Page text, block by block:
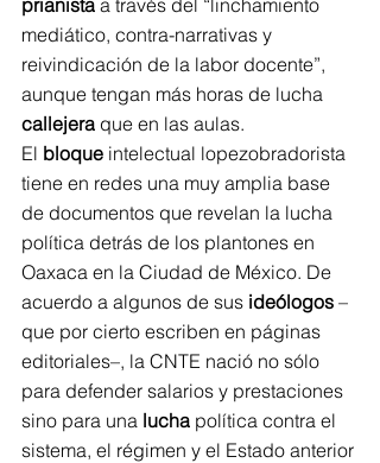
prianista a través del “linchamiento
mediático, contra-narrativas y
reivindicación de la labor docente”,
aunque tengan más horas de lucha
callejera que en las aulas.
El bloque intelectual lopezobradorista
tiene en redes una muy amplia base
de documentos que revelan la lucha
política detrás de los plantones en
Oaxaca en la Ciudad de México. De
acuerdo a algunos de sus ideólogos –
que por cierto escriben en páginas
editoriales–, la CNTE nació no sólo
para defender salarios y prestaciones
sino para una lucha política contra el
sistema, el régimen y el Estado anterior